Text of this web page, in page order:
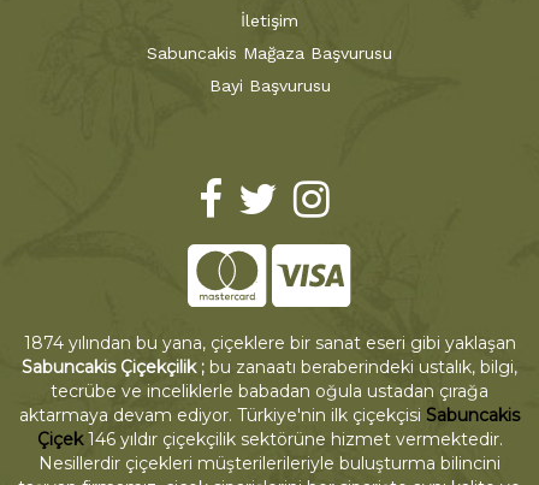
İletişim
Sabuncakis Mağaza Başvurusu
Bayi Başvurusu
1874 yılından bu yana, çiçeklere bir sanat eseri gibi yaklaşan
Sabuncakis Çiçekçilik ; bu zanaatı beraberindeki ustalık, bilgi,
tecrübe ve inceliklerle babadan oğula ustadan çırağa
aktarmaya devam ediyor. Türkiye'nin ilk çiçekçisi Sabuncakis
Çiçek146 yıldır çiçekçilik sektörüne hizmet vermektedir.
Nesillerdir çiçekleri müşterilerileriyle buluşturma bilincini